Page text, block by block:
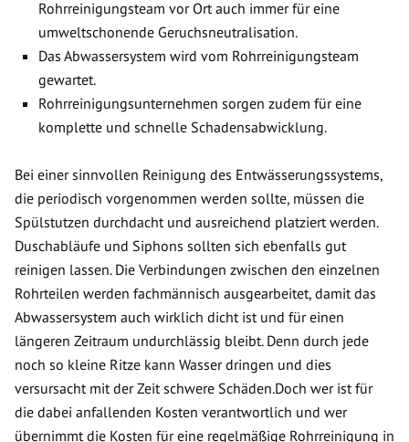
Rohrreinigungsteam vor Ort auch immer für eine
umweltschonende Geruchsneutralisation.
Das Abwassersystem wird vom Rohrreinigungsteam
gewartet.
Rohrreinigungsunternehmen sorgen zudem für eine
komplette und schnelle Schadensabwicklung.
Bei einer sinnvollen Reinigung des Entwässerungssystems,
die periodisch vorgenommen werden sollte, müssen die
Spülstutzen durchdacht und ausreichend platziert werden.
Duschabläufe und Siphons sollten sich ebenfalls gut
reinigen lassen. Die Verbindungen zwischen den einzelnen
Rohrteilen werden fachmännisch ausgearbeitet, damit das
Abwassersystem auch wirklich dicht ist und für einen
längeren Zeitraum undurchlässig bleibt. Denn durch jede
noch so kleine Ritze kann Wasser dringen und dies
versursacht mit der Zeit schwere Schäden.Doch wer ist für
die dabei anfallenden Kosten verantwortlich und wer
übernimmt die Kosten für eine regelmäßige Rohrreinigung in